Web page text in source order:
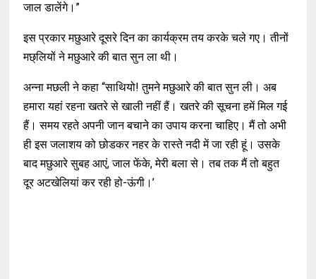
जाल डालेंगे।”
इस प्रकार मछुआरे दूसरे दिन का कार्यक्रम तय करके चले गए। तीनों
मछ्लियों ने मछुआरे की बात सुन ला थी।
अन्ना मछली ने कहा “साथियो! तुमने मछुआरे की बात सुन ली। अब
हमारा यहां रहना खतरे से खाली नहीं हैं। खतरे की सूचना हमें मिल गई
हैं। समय रहते अपनी जान बचाने का उपाय करना चाहिए। मैं तो अभी
ही इस जलाशय को छोडकर नहर के रास्ते नदी में जा रही हूं। उसके
बाद मछुआरे सुबह आएं, जाल फेंके, मेरी बला से। तब तक मैं तो बहुत
दूर अटखेलियां कर रही हो-ऊंगी।’